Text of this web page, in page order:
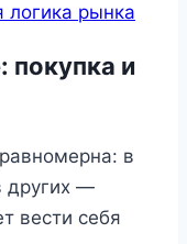
рынка
покупка и
в
других —
вести себя